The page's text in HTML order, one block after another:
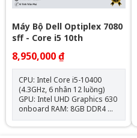
Máy Bộ Dell Optiplex 7080
sff - Core i5 10th
8,950,000 ₫
CPU: Intel Core i5-10400
(4.3GHz, 6 nhân 12 luồng)
GPU: Intel UHD Graphics 630
onboard RAM: 8GB DDR4
SSD: 256GB M.2 NVMe Hệ
điều hành: Chưa Bao Gồm